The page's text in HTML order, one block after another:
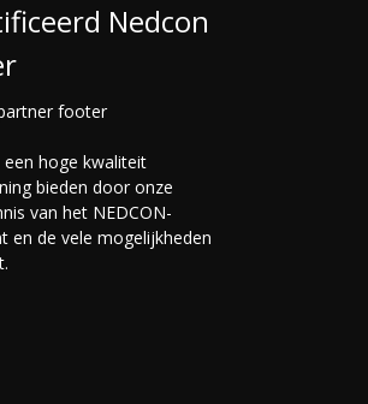
Nedcon
een hoge kwaliteit
bieden door onze
van het NEDCON-
en de vele mogelijkheden